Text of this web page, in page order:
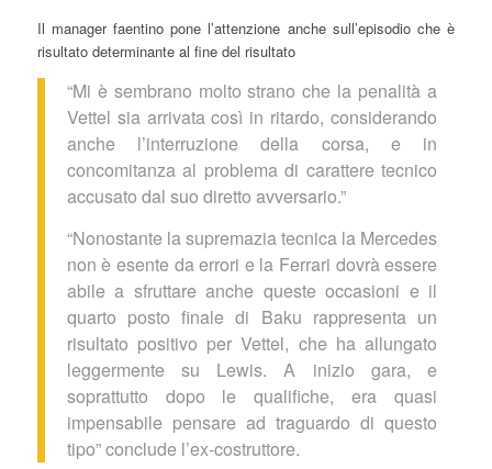
Il manager faentino pone l’attenzione anche sull’episodio che è
risultato determinante al fine del risultato
“Mi è sembrano molto strano che la penalità a
Vettel sia arrivata così in ritardo, considerando
anche l’interruzione della corsa, e in
concomitanza al problema di carattere tecnico
accusato dal suo diretto avversario.”
“Nonostante la supremazia tecnica la Mercedes
non è esente da errori e la Ferrari dovrà essere
abile a sfruttare anche queste occasioni e il
quarto posto finale di Baku rappresenta un
risultato positivo per Vettel, che ha allungato
leggermente su Lewis. A inizio gara, e
soprattutto dopo le qualifiche, era quasi
impensabile pensare ad traguardo di questo
tipo” conclude l’ex-costruttore.